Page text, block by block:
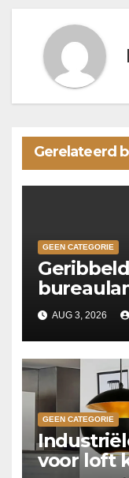
Gerelateerd
GEEN CATEGORIE
AUG 3, 2026
GEEN CATEGORIE
voor loft